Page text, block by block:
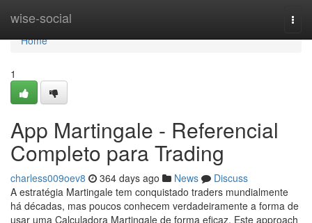
wise-social
Home
Home
1
App Martingale - Referencial
Completo para Trading
charless009oev8 364 days ago News
Discuss
A estratégia Martingale tem conquistado traders mundialmente
há décadas, mas poucos conhecem verdadeiramente a forma de
usar uma Calculadora Martingale de forma eficaz. Este approach